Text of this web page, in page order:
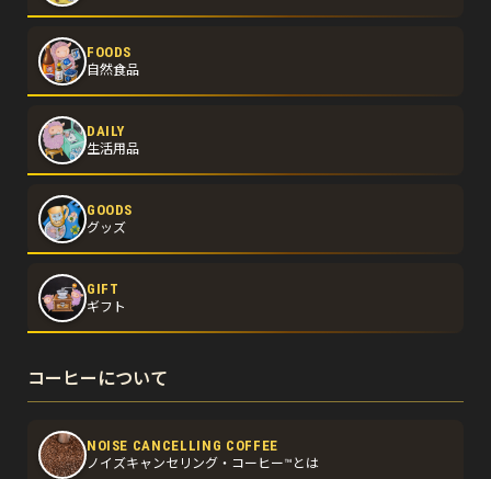
FOODS
自然食品
DAILY
生活用品
GOODS
グッズ
GIFT
ギフト
コーヒーについて
NOISE CANCELLING COFFEE
ノイズキャンセリング・コーヒー™とは